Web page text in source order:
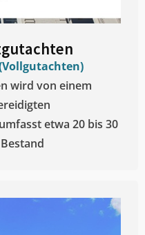
wird von einem
etwa 20 bis 30